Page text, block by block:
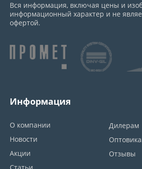
Вся информация, включая цены и
информационный характер и не
офертой.
Информация
О компании
Новости
Акции
Дилерам
Отзывы